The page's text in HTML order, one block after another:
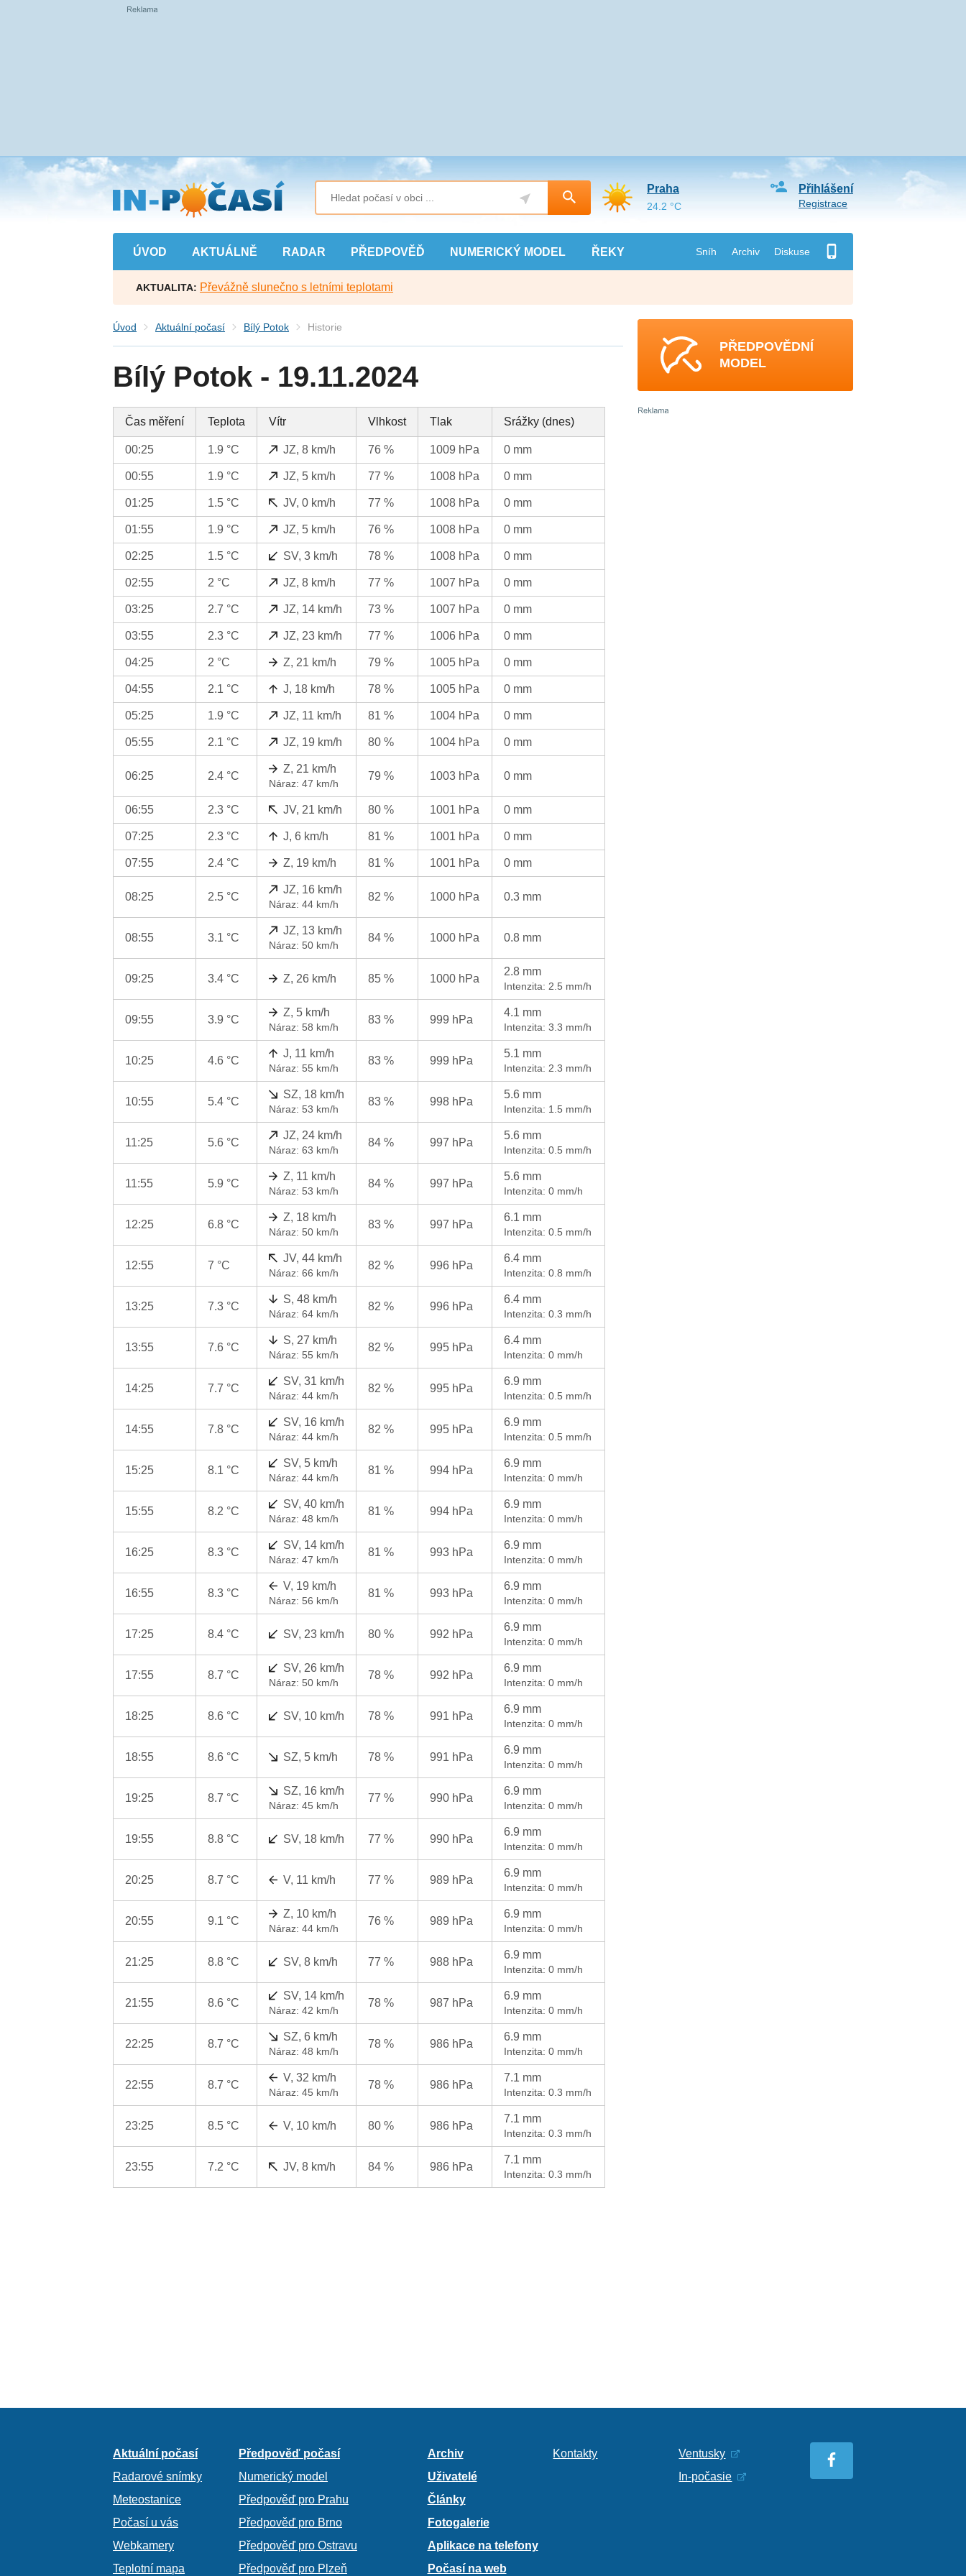
Přejít
na
hlavní
obsah
ÚVOD AKTUÁLNĚ RADAR PŘEDPOVĚĎ NUMERICKÝ MODEL ŘEKY Sníh Archiv Diskuse
Přihlášení
Registrace
Praha
24.2 °C
AKTUALITA: Převážně slunečno s letními teplotami
Úvod Aktuální počasí Bílý Potok Historie
Bílý Potok - 19.11.2024
Čas měření Teplota Vítr Vlhkost Tlak Srážky (dnes)
00:25 1.9 °C JZ, 8 km/h 76 % 1009 hPa 0 mm
00:55 1.9 °C JZ, 5 km/h 77 % 1008 hPa 0 mm
01:25 1.5 °C JV, 0 km/h 77 % 1008 hPa 0 mm
01:55 1.9 °C JZ, 5 km/h 76 % 1008 hPa 0 mm
02:25 1.5 °C SV, 3 km/h 78 % 1008 hPa 0 mm
02:55 2 °C JZ, 8 km/h 77 % 1007 hPa 0 mm
03:25 2.7 °C JZ, 14 km/h 73 % 1007 hPa 0 mm
03:55 2.3 °C JZ, 23 km/h 77 % 1006 hPa 0 mm
04:25 2 °C Z, 21 km/h 79 % 1005 hPa 0 mm
04:55 2.1 °C J, 18 km/h 78 % 1005 hPa 0 mm
05:25 1.9 °C JZ, 11 km/h 81 % 1004 hPa 0 mm
05:55 2.1 °C JZ, 19 km/h 80 % 1004 hPa 0 mm
06:25 2.4 °C
Z, 21 km/h
Náraz: 47 km/h
79 % 1003 hPa 0 mm
06:55 2.3 °C JV, 21 km/h 80 % 1001 hPa 0 mm
07:25 2.3 °C J, 6 km/h 81 % 1001 hPa 0 mm
07:55 2.4 °C Z, 19 km/h 81 % 1001 hPa 0 mm
08:25 2.5 °C
JZ, 16 km/h
Náraz: 44 km/h
82 % 1000 hPa 0.3 mm
08:55 3.1 °C
JZ, 13 km/h
Náraz: 50 km/h
84 % 1000 hPa 0.8 mm
09:25 3.4 °C Z, 26 km/h 85 % 1000 hPa
2.8 mm
Intenzita: 2.5 mm/h
09:55 3.9 °C
Z, 5 km/h
Náraz: 58 km/h
83 % 999 hPa
4.1 mm
Intenzita: 3.3 mm/h
10:25 4.6 °C
J, 11 km/h
Náraz: 55 km/h
83 % 999 hPa
5.1 mm
Intenzita: 2.3 mm/h
10:55 5.4 °C
SZ, 18 km/h
Náraz: 53 km/h
83 % 998 hPa
5.6 mm
Intenzita: 1.5 mm/h
11:25 5.6 °C
JZ, 24 km/h
Náraz: 63 km/h
84 % 997 hPa
5.6 mm
Intenzita: 0.5 mm/h
11:55 5.9 °C
Z, 11 km/h
Náraz: 53 km/h
84 % 997 hPa
5.6 mm
Intenzita: 0 mm/h
12:25 6.8 °C
Z, 18 km/h
Náraz: 50 km/h
83 % 997 hPa
6.1 mm
Intenzita: 0.5 mm/h
12:55 7 °C
JV, 44 km/h
Náraz: 66 km/h
82 % 996 hPa
6.4 mm
Intenzita: 0.8 mm/h
13:25 7.3 °C
S, 48 km/h
Náraz: 64 km/h
82 % 996 hPa
6.4 mm
Intenzita: 0.3 mm/h
13:55 7.6 °C
S, 27 km/h
Náraz: 55 km/h
82 % 995 hPa
6.4 mm
Intenzita: 0 mm/h
14:25 7.7 °C
SV, 31 km/h
Náraz: 44 km/h
82 % 995 hPa
6.9 mm
Intenzita: 0.5 mm/h
14:55 7.8 °C
SV, 16 km/h
Náraz: 44 km/h
82 % 995 hPa
6.9 mm
Intenzita: 0.5 mm/h
15:25 8.1 °C
SV, 5 km/h
Náraz: 44 km/h
81 % 994 hPa
6.9 mm
Intenzita: 0 mm/h
15:55 8.2 °C
SV, 40 km/h
Náraz: 48 km/h
81 % 994 hPa
6.9 mm
Intenzita: 0 mm/h
16:25 8.3 °C
SV, 14 km/h
Náraz: 47 km/h
81 % 993 hPa
6.9 mm
Intenzita: 0 mm/h
16:55 8.3 °C
V, 19 km/h
Náraz: 56 km/h
81 % 993 hPa
6.9 mm
Intenzita: 0 mm/h
17:25 8.4 °C SV, 23 km/h 80 % 992 hPa
6.9 mm
Intenzita: 0 mm/h
17:55 8.7 °C
SV, 26 km/h
Náraz: 50 km/h
78 % 992 hPa
6.9 mm
Intenzita: 0 mm/h
18:25 8.6 °C SV, 10 km/h 78 % 991 hPa
6.9 mm
Intenzita: 0 mm/h
18:55 8.6 °C SZ, 5 km/h 78 % 991 hPa
6.9 mm
Intenzita: 0 mm/h
19:25 8.7 °C
SZ, 16 km/h
Náraz: 45 km/h
77 % 990 hPa
6.9 mm
Intenzita: 0 mm/h
19:55 8.8 °C SV, 18 km/h 77 % 990 hPa
6.9 mm
Intenzita: 0 mm/h
20:25 8.7 °C V, 11 km/h 77 % 989 hPa
6.9 mm
Intenzita: 0 mm/h
20:55 9.1 °C
Z, 10 km/h
Náraz: 44 km/h
76 % 989 hPa
6.9 mm
Intenzita: 0 mm/h
21:25 8.8 °C SV, 8 km/h 77 % 988 hPa
6.9 mm
Intenzita: 0 mm/h
21:55 8.6 °C
SV, 14 km/h
Náraz: 42 km/h
78 % 987 hPa
6.9 mm
Intenzita: 0 mm/h
22:25 8.7 °C
SZ, 6 km/h
Náraz: 48 km/h
78 % 986 hPa
6.9 mm
Intenzita: 0 mm/h
22:55 8.7 °C
V, 32 km/h
Náraz: 45 km/h
78 % 986 hPa
7.1 mm
Intenzita: 0.3 mm/h
23:25 8.5 °C V, 10 km/h 80 % 986 hPa
7.1 mm
Intenzita: 0.3 mm/h
23:55 7.2 °C JV, 8 km/h 84 % 986 hPa
7.1 mm
Intenzita: 0.3 mm/h
PŘEDPOVĚDNÍ
MODEL
Aktuální počasí
Radarové snímky
Meteostanice
Počasí u vás
Webkamery
Teplotní mapa
Předpověď počasí
Numerický model
Předpověď pro Prahu
Předpověď pro Brno
Předpověď pro Ostravu
Předpověď pro Plzeň
Archiv
Uživatelé
Články
Fotogalerie
Aplikace na telefony
Počasí na web
Kontakty
Ventusky
In-počasie